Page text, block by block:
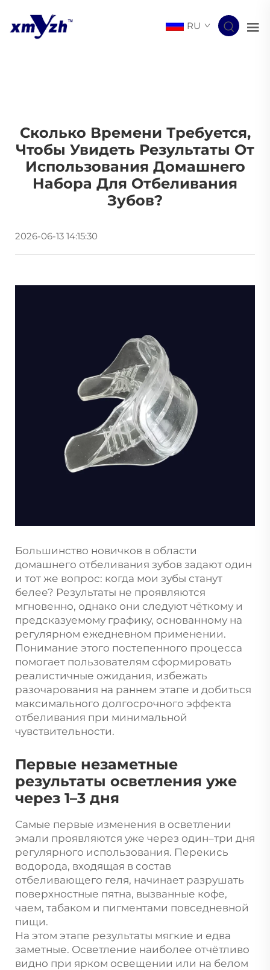
RU
Сколько Времени Требуется,
Чтобы Увидеть Результаты От
Использования Домашнего
Набора Для Отбеливания
Зубов?
2026-06-13 14:15:30
Большинство новичков в области
домашнего отбеливания зубов задают один
и тот же вопрос: когда мои зубы станут
белее? Результаты не проявляются
мгновенно, однако они следуют чёткому и
предсказуемому графику, основанному на
регулярном ежедневном применении.
Понимание этого постепенного процесса
помогает пользователям сформировать
реалистичные ожидания, избежать
разочарования на раннем этапе и добиться
максимального долгосрочного эффекта
отбеливания при минимальной
чувствительности.
Первые незаметные
результаты осветления уже
через 1–3 дня
Самые первые изменения в осветлении
эмали проявляются уже через один–три дня
регулярного использования. Перекись
водорода, входящая в состав
отбеливающего геля, начинает разрушать
поверхностные пятна, вызванные кофе,
чаем, табаком и пигментами повседневной
пищи.
На этом этапе результаты мягкие и едва
заметные. Осветление наиболее отчётливо
видно при ярком освещении или на белом